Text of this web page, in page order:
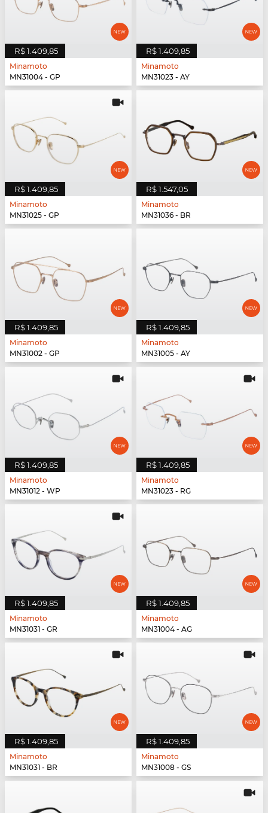
R$ 1.409,85
Minamoto
MN31004 - GP
R$ 1.409,85
Minamoto
MN31023 - AY
R$ 1.409,85
Minamoto
MN31025 - GP
R$ 1.547,05
Minamoto
MN31036 - BR
R$ 1.409,85
Minamoto
MN31002 - GP
R$ 1.409,85
Minamoto
MN31005 - AY
R$ 1.409,85
Minamoto
MN31012 - WP
R$ 1.409,85
Minamoto
MN31023 - RG
R$ 1.409,85
Minamoto
MN31031 - GR
R$ 1.409,85
Minamoto
MN31004 - AG
R$ 1.409,85
Minamoto
MN31031 - BR
R$ 1.409,85
Minamoto
MN31008 - GS